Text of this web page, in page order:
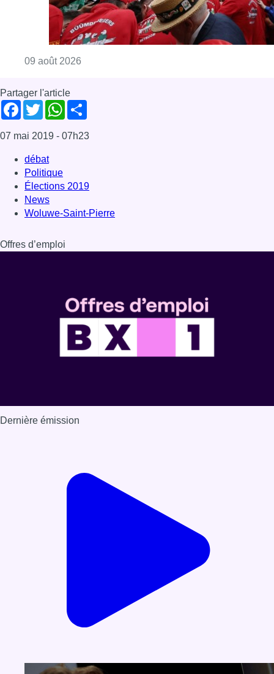
09 août 2026
Partager l'article
Facebook
TwitterWhatsApp
07 mai 2019 - 07h23
débat
Politique
Élections 2019
News
Woluwe-Saint-Pierre
Offres d’emploi
Dernière émission